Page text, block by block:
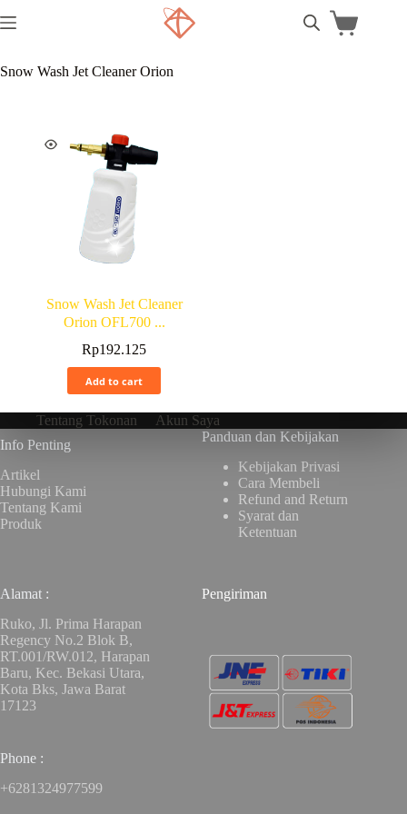
Snow Wash Jet Cleaner Orion
Snow Wash Jet Cleaner
Orion OFL700 ...
Rp192.125
Add to cart
Tentang Tokonan
Akun Saya
Info Penting
Artikel
Hubungi Kami
Tentang Kami
Produk
Panduan dan Kebijakan
Kebijakan Privasi
Cara Membeli
Refund and Return
Syarat dan
Ketentuan
Alamat :
Ruko, Jl. Prima Harapan
Regency No.2 Blok B,
RT.001/RW.012, Harapan
Baru, Kec. Bekasi Utara,
Kota Bks, Jawa Barat
17123
Phone :
+6281324977599
Pengiriman